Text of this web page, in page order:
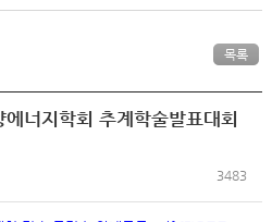
목록
너지학회 추계학술발표대회
3483